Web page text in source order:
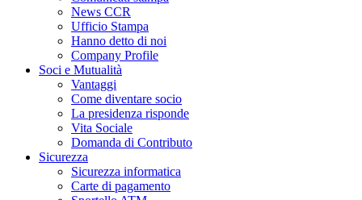
News CCR
Ufficio Stampa
Hanno detto di noi
Company Profile
Soci e Mutualità
Vantaggi
Come diventare socio
La presidenza risponde
Vita Sociale
Domanda di Contributo
Sicurezza
Sicurezza informatica
Carte di pagamento